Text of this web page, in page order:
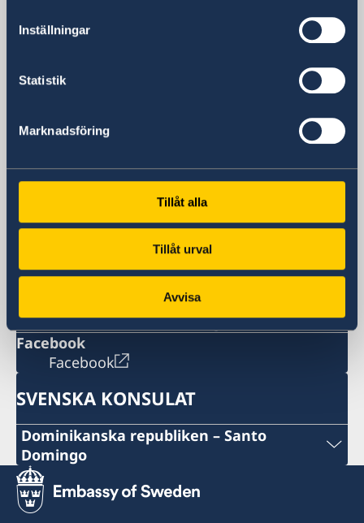
Inställningar
Statistik
Marknadsföring
Tillåt alla
Tillåt urval
Avvisa
Kuba
Embajada de Suecia
e/5a y 7a
La Habana
Telefon
+53 7204 1194
ambassaden.havanna@gov.se
Facebook
Facebook
SVENSKA KONSULAT
Dominikanska republiken – Santo
Domingo
E-post
consuladosueciard@core.net.do